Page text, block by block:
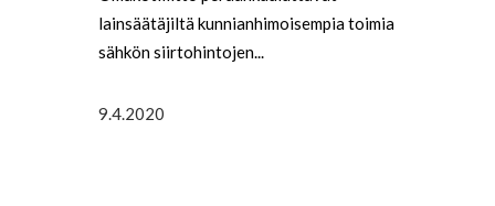
lainsäätäjiltä kunnianhimoisempia toimia
sähkön siirtohintojen...
9.4.2020